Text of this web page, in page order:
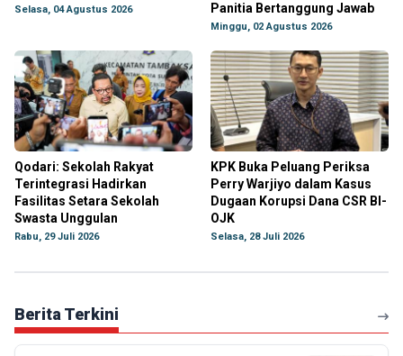
Selasa, 04 Agustus 2026 Panitia Bertanggung Jawab
Minggu, 02 Agustus 2026
Qodari: Sekolah Rakyat
Terintegrasi Hadirkan
Fasilitas Setara Sekolah
Swasta Unggulan
Rabu, 29 Juli 2026
KPK Buka Peluang Periksa
Perry Warjiyo dalam Kasus
Dugaan Korupsi Dana CSR BI-
OJK
Selasa, 28 Juli 2026
Berita Terkini